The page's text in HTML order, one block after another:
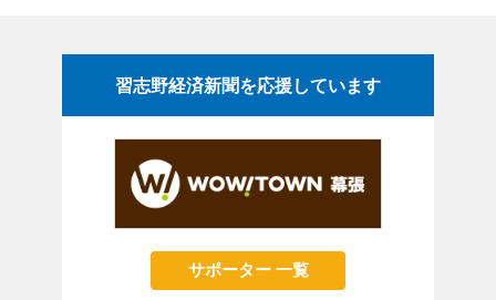
習志野経済新聞を応援しています
サポーター 一覧